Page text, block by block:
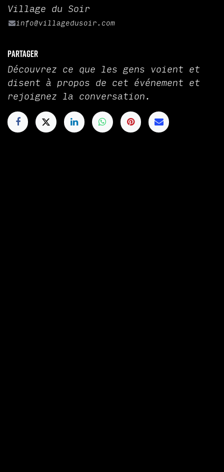
Village du Soir
info@villagedusoir.com
Partager
Découvrez ce que les gens voient et
disent à propos de cet événement et
rejoignez la conversation.